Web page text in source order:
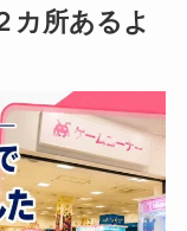
カ所あるよ